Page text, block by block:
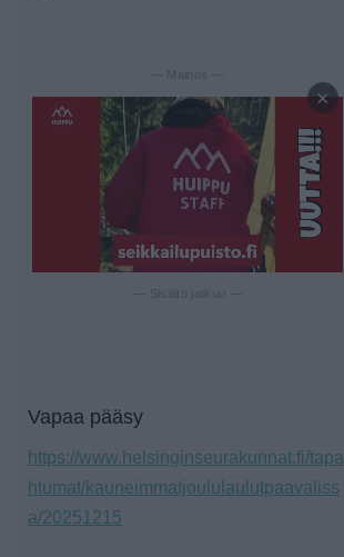
×
Vapaa pääsy
https://www.helsinginseurakunnat.fi/tapa
htumat/kauneimmatjoululaulutpaavaliss
a/20251215